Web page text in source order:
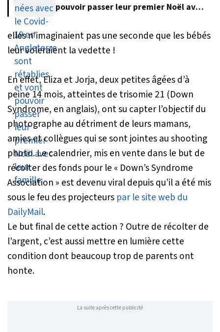
pouvoir passer leur premier Noël avec
elles n’imaginaient pas une seconde que les bébés
leur voleraient la vedette !
En effet, Eliza et Jorja, deux petites âgées d’à
peine 14 mois, atteintes de trisomie 21 (Down
Syndrome, en anglais), ont su capter l’objectif du
photographe au détriment de leurs mamans,
amies et collègues qui se sont jointes au shooting
photo. Le calendrier, mis en vente dans le but de
récolter des fonds pour le « Down’s Syndrome
Association » est devenu viral depuis qu’il a été mis
sous le feu des projecteurs par le site web du
DailyMail.
Le but final de cette action ? Outre de récolter de
l’argent, c’est aussi mettre en lumière cette
condition dont beaucoup trop de parents ont
honte.
La suite après cette publicité